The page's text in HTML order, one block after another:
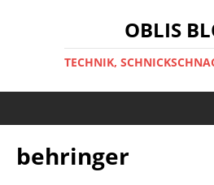
OBLIS
TECHNIK,
behringer